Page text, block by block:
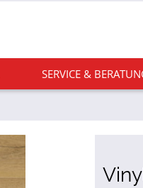
SERVICE &